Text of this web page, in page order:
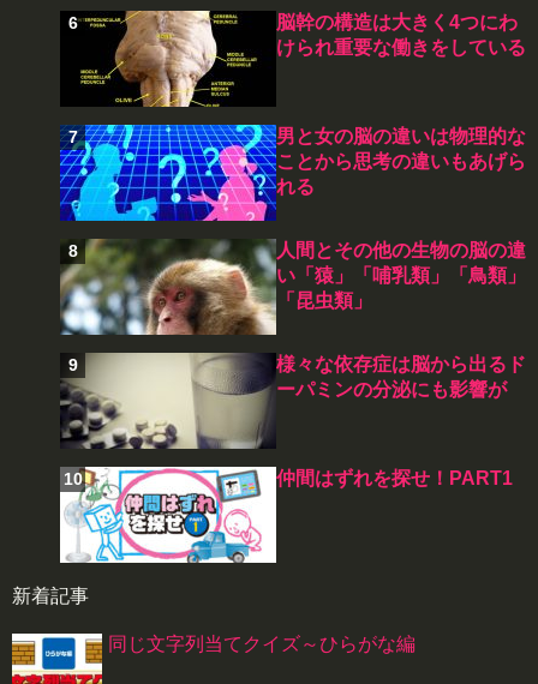
脳幹の構造は大きく4つにわ
けられ重要な働きをしている
男と女の脳の違いは物理的な
ことから思考の違いもあげら
れる
人間とその他の生物の脳の違
い「猿」「哺乳類」「鳥類」
「昆虫類」
様々な依存症は脳から出るド
ーパミンの分泌にも影響が
仲間はずれを探せ！PART1
新着記事
同じ文字列当てクイズ～ひらがな編